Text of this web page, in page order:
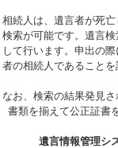
相続人は、遺言者が死
検索が可能です。遺言
して行います。申出の
者の相続人であること
なお、検索の結果発見
書類を揃えて公正証書
遺言情報管理シ